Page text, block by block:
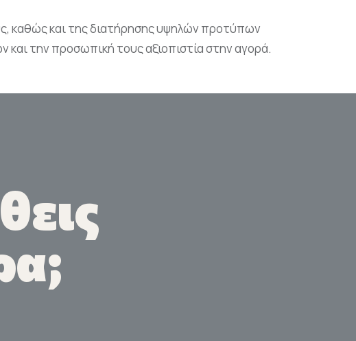
καθώς και της διατήρησης υψηλών προτύπων
την προσωπική τους αξιοπιστία στην αγορά.